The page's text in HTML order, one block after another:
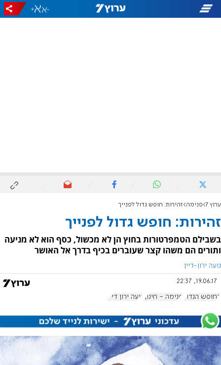
-
+
ערוץ 7 פנימה זהירות: חופש גדול לפנייך
זהירות: חופש גדול לפנייך
בשבילם הטמפרטורות בחוץ הן לא מכשול, כסף הוא לא מניעה
ותורים הם משהו קצר שעוברים בכיף בדרך אל האושר
נועה ירון-דיין
19.06.17, 22:37
החופש הגדול פנימה - חינוך נועה ירון דיין